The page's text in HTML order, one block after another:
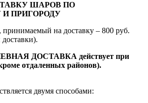
ШАРОВ ПО
И ПРИГОРОДУ
на доставку – 800 руб.
доставки).
ДОСТАВКА действует при
отдаленных районов).
двумя способами: